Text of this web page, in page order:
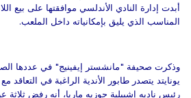
أبدت إدارة النادي الأندلسي موافقتها على بيع
المناسب الذي يليق بإمكانياته داخل الملعب.
وذكرت صحيفة "مانشستر إيفينيج" في عددها
يونايتد يتصدر طابور الأندية الراغبة في التعاقد
رئيس ناديه إشبيلية جوزيه ماريا، أنه رفض